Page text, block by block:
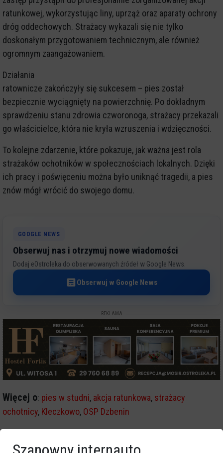
ratunkowej, wykorzystując liny, uprząż oraz aparaty ochrony
dróg oddechowych. Strażacy wykazali się nie tylko
doskonałym przygotowaniem technicznym, ale również
ogromnym zaangażowaniem.
Działania
ratownicze zakończyły się sukcesem – pies został
bezpiecznie wyciągnięty na powierzchnię. Po dokładnym
sprawdzeniu stanu zdrowia czworonoga, strażacy przekazali
go właścicielce, która nie kryła wzruszenia i wdzięczności.
To kolejne zdarzenie, które pokazuje, jak ważna jest rola
strażaków ochotników w społecznościach lokalnych. Dzięki
ich pracy i poświęceniu można było uniknąć tragedii, a pies
znów mógł wrócić do swojego domu.
GOOGLE NEWS
Obserwuj nas i otrzymuj nowe wiadomości
Dodaj eOstroleka do obserwowanych źródeł w Google News.
Obserwuj w Google News
REKLAMA
Więcej o: pies w studni, akcja ratunkowa, strażacy
ochotnicy, Kleczkowo, OSP Dzbenin